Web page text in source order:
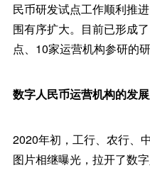
民币研发试点工作顺利推
围有序扩大。目前已形成
点、10家运营机构参研的
数字人民币运营机构的发
2020年初，工行、农行、
图片相继曝光，拉开了数